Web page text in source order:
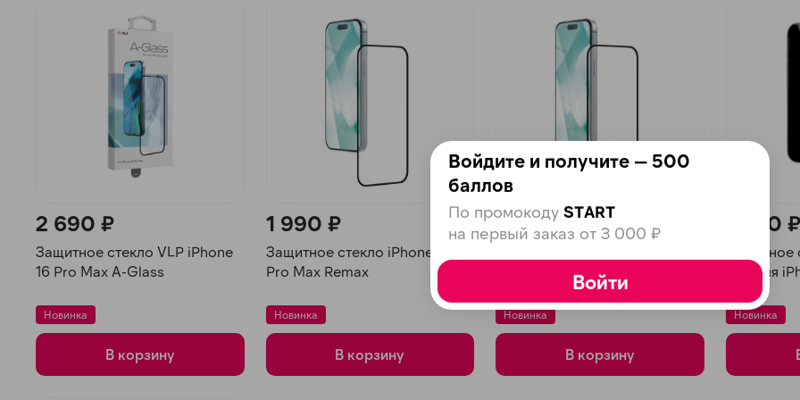
2 690 ₽
Защитное стекло VLP iPhone
16 Pro Max A-Glass
Новинка
В корзину
1 990 ₽
Защитное стекло iPhone 16
Pro Max Remax
Новинка
В корзину
1 990 ₽
Pro Max Remax
Новинка
В корзину
3 190 ₽
Защитное
Box для
Pro Max,
Новинка
раз в 2 недели
plait.ru
Войдите и получите — 500
баллов
По промокоду START
на первый заказ от 3 000 ₽
Войти